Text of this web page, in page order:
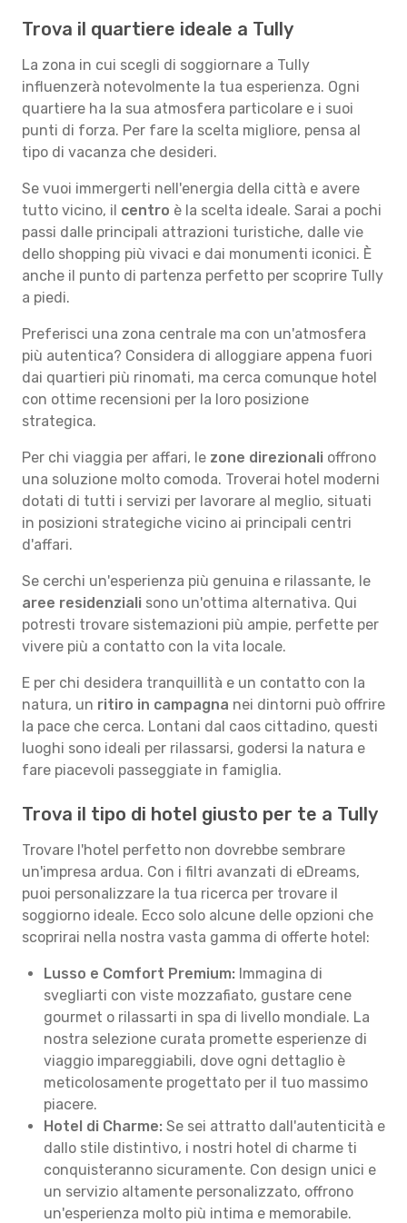
Trova il quartiere ideale a Tully
La zona in cui scegli di soggiornare a Tully
influenzerà notevolmente la tua esperienza. Ogni
quartiere ha la sua atmosfera particolare e i suoi
punti di forza. Per fare la scelta migliore, pensa al
tipo di vacanza che desideri.
Se vuoi immergerti nell'energia della città e avere
tutto vicino, il centro è la scelta ideale. Sarai a pochi
passi dalle principali attrazioni turistiche, dalle vie
dello shopping più vivaci e dai monumenti iconici. È
anche il punto di partenza perfetto per scoprire Tully
a piedi.
Preferisci una zona centrale ma con un'atmosfera
più autentica? Considera di alloggiare appena fuori
dai quartieri più rinomati, ma cerca comunque hotel
con ottime recensioni per la loro posizione
strategica.
Per chi viaggia per affari, le zone direzionali offrono
una soluzione molto comoda. Troverai hotel moderni
dotati di tutti i servizi per lavorare al meglio, situati
in posizioni strategiche vicino ai principali centri
d'affari.
Se cerchi un'esperienza più genuina e rilassante, le
aree residenziali sono un'ottima alternativa. Qui
potresti trovare sistemazioni più ampie, perfette per
vivere più a contatto con la vita locale.
E per chi desidera tranquillità e un contatto con la
natura, un ritiro in campagna nei dintorni può offrire
la pace che cerca. Lontani dal caos cittadino, questi
luoghi sono ideali per rilassarsi, godersi la natura e
fare piacevoli passeggiate in famiglia.
Trova il tipo di hotel giusto per te a Tully
Trovare l'hotel perfetto non dovrebbe sembrare
un'impresa ardua. Con i filtri avanzati di eDreams,
puoi personalizzare la tua ricerca per trovare il
soggiorno ideale. Ecco solo alcune delle opzioni che
scoprirai nella nostra vasta gamma di offerte hotel:
Lusso e Comfort Premium: Immagina di
svegliarti con viste mozzafiato, gustare cene
gourmet o rilassarti in spa di livello mondiale. La
nostra selezione curata promette esperienze di
viaggio impareggiabili, dove ogni dettaglio è
meticolosamente progettato per il tuo massimo
piacere.
Hotel di Charme: Se sei attratto dall'autenticità e
dallo stile distintivo, i nostri hotel di charme ti
conquisteranno sicuramente. Con design unici e
un servizio altamente personalizzato, offrono
un'esperienza molto più intima e memorabile.